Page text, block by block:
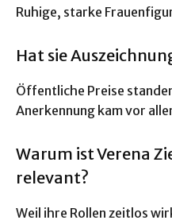
Ruhige, starke
Hat sie
Öffentliche Preise
Anerkennung kam vor
Warum ist Verena
relevant?
Weil ihre Rollen zeitlos